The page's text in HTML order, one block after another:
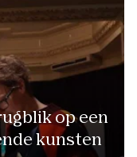
op een
kunsten